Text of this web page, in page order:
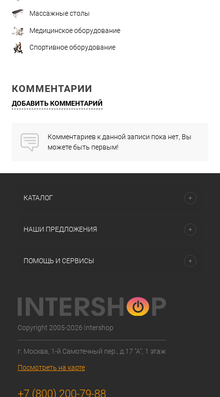
Массажные столы
Медицинское оборудование
Спортивное оборудование
КОММЕНТАРИИ
ДОБАВИТЬ КОММЕНТАРИЙ
Комментариев к данной записи пока нет, Вы
можете быть первым!
КАТАЛОГ
НАШИ ПРЕДЛОЖЕНИЯ
ПОМОЩЬ И СЕРВИСЫ
Copyright 2005-2026 Intershop
г. Москва, 1-й Самотечный пер., д.17 "А", 1 этаж
Посмотреть на карте
+7 (800) 200-79-88